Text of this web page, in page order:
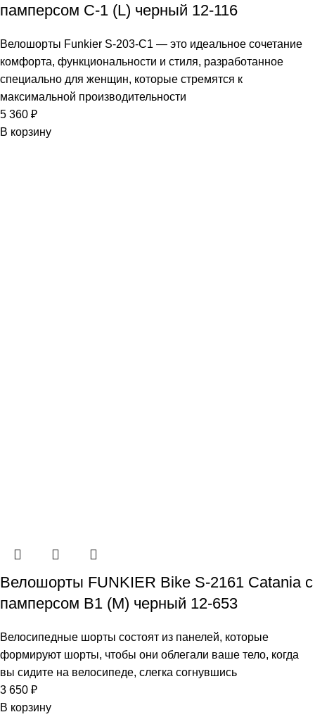
памперсом C-1 (L) черный 12-116
Велошорты Funkier S-203-C1 — это идеальное сочетание
комфорта, функциональности и стиля, разработанное
специально для женщин, которые стремятся к
максимальной производительности
5 360 ₽
В корзину
Велошорты FUNKIER Bike S-2161 Catania с
памперсом B1 (M) черный 12-653
Велосипедные шорты состоят из панелей, которые
формируют шорты, чтобы они облегали ваше тело, когда
вы сидите на велосипеде, слегка согнувшись
3 650 ₽
В корзину